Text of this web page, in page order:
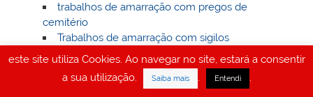
trabalhos de amarração com pregos de
cemitério
Trabalhos de amarração com sigilos
Trabalhos de amarração da Lua cheia
Trabalhos de amarração da tábua de Ouijá
Trabalhos de amarração da vara de aveleira
este site utiliza Cookies. Ao navegar no site, estará a consentir
a sua utilização.
Saiba mais . Entendi .